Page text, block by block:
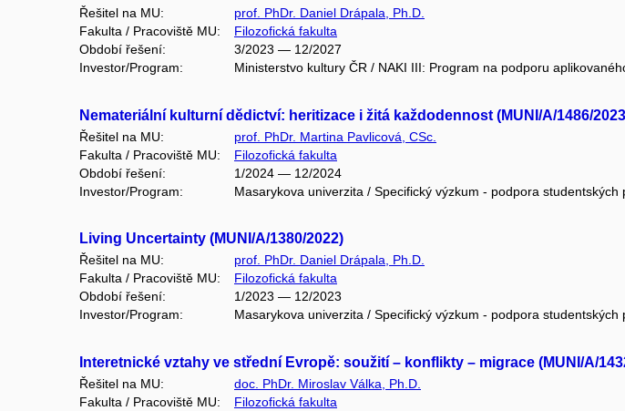
Řešitel na MU:
prof. PhDr. Daniel Drápala, Ph.D.
Fakulta / Pracoviště MU:
Filozofická fakulta
Období řešení:
3/2023 — 12/2027
Investor/Program:
Ministerstvo kultury ČR / NAKI III: Program na podporu
Nemateriální kulturní dědictví: heritizace i žitá každodennost (MUNI/A/1486/
Řešitel na MU:
prof. PhDr. Martina Pavlicová, CSc.
Fakulta / Pracoviště MU:
Filozofická fakulta
Období řešení:
1/2024 — 12/2024
Investor/Program:
Masarykova univerzita / Specifický výzkum - podpora studentských
Living Uncertainty (MUNI/A/1380/2022)
Řešitel na MU:
prof. PhDr. Daniel Drápala, Ph.D.
Fakulta / Pracoviště MU:
Filozofická fakulta
Období řešení:
1/2023 — 12/2023
Investor/Program:
Masarykova univerzita / Specifický výzkum - podpora studentských
Interetnické vztahy ve střední Evropě: soužití – konflikty – migrace (MUNI/A/
Řešitel na MU:
doc. PhDr. Miroslav Válka, Ph.D.
Fakulta / Pracoviště MU:
Filozofická fakulta